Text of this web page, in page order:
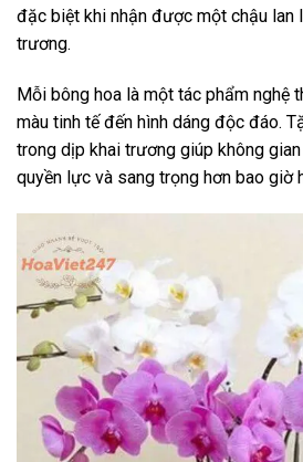
đặc biệt khi nhận được một chậu lan
trương.
Mỗi bông hoa là một tác phẩm nghệ
màu tinh tế đến hình dáng độc đáo.
trong dịp khai trương giúp không
quyền lực và sang trọng hơn bao giờ